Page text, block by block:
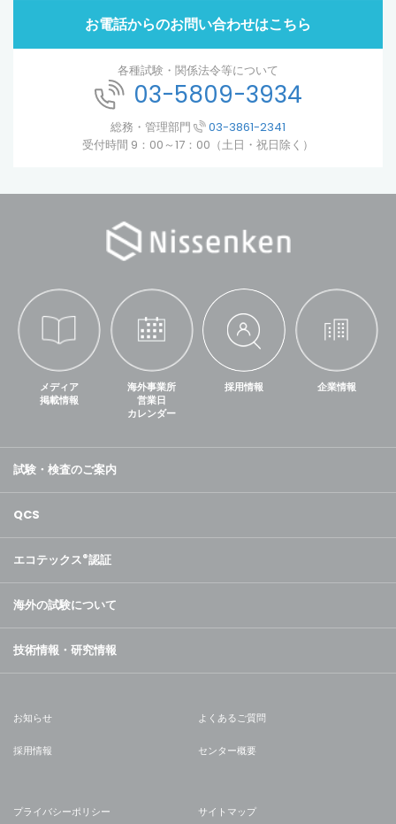
お電話からのお問い合わせはこちら
各種試験・関係法令等について
03-5809-3934
総務・管理部門
03-3861-2341
受付時間 9：00～17：00（土日・祝日除く）
メディア
掲載情報
海外事業所
営業日
カレンダー
採用情報 企業情報
試験・検査のご案内
QCS
エコテックス®認証
海外の試験について
技術情報・研究情報
お知らせ よくあるご質問
採用情報 センター概要
プライバシーポリシー サイトマップ